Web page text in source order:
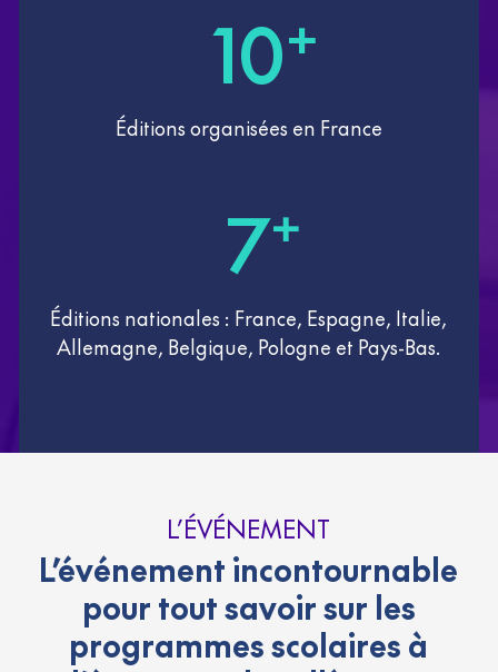
10+
Éditions organisées en France
7+
Éditions nationales : France, Espagne, Italie,
Allemagne, Belgique, Pologne et Pays-Bas.
L’ÉVÉNEMENT
L’événement incontournable
pour tout savoir sur les
programmes scolaires à